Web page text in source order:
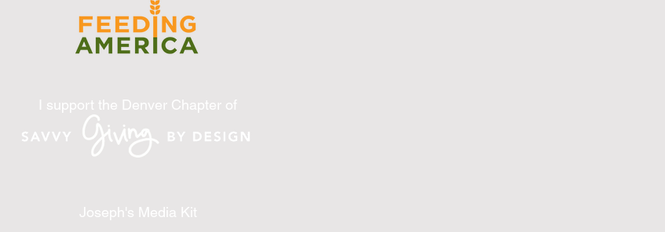
I support the Denver Chapter of
Joseph's Media Kit